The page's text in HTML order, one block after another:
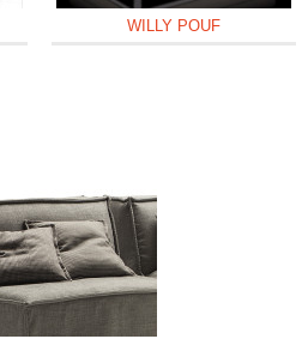
WILLY POUF